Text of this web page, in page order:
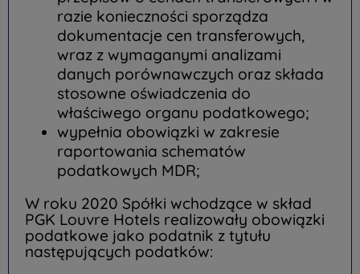
razie konieczności sporządza
dokumentacje cen transferowych,
wraz z wymaganymi analizami
danych porównawczych oraz składa
stosowne oświadczenia do
właściwego organu podatkowego;
wypełnia obowiązki w zakresie
raportowania schematów
podatkowych MDR;
W roku 2020 Spółki wchodzące w skład
PGK Louvre Hotels realizowały obowiązki
podatkowe jako podatnik z tytułu
następujących podatków: